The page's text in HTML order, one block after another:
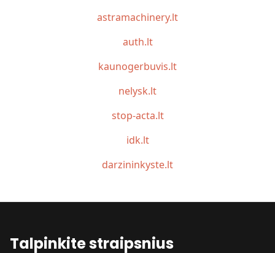
astramachinery.lt
auth.lt
kaunogerbuvis.lt
nelysk.lt
stop-acta.lt
idk.lt
darzininkyste.lt
Talpinkite straipsnius